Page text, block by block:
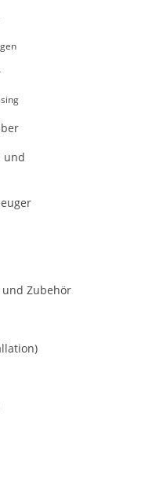
und
Zubehör